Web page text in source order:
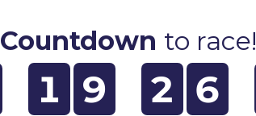
Countdown to race!
1 9 2 6